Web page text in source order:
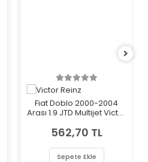
Fiat Doblo 2000-2004
Arası 1.9 JTD Multijet Victor
Contası
562,70 TL
Sepete Ekle